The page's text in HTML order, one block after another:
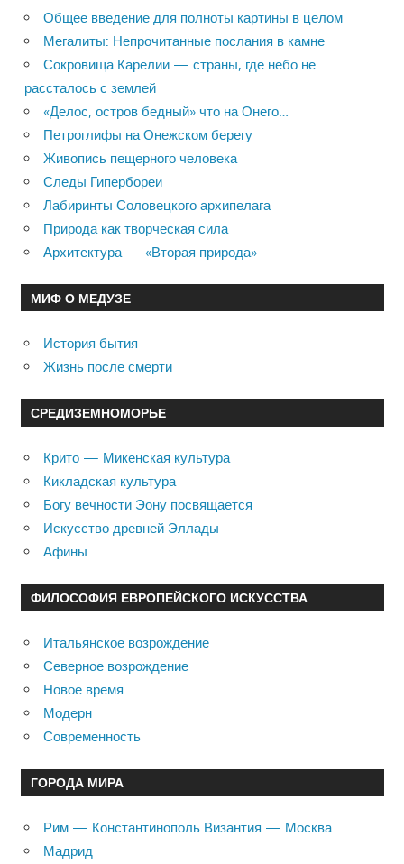
Общее введение для полноты картины в целом
Мегалиты: Непрочитанные послания в камне
Сокровища Карелии — страны, где небо не
рассталось с землей
«Делос, остров бедный» что на Онего…
Петроглифы на Онежском берегу
Живопись пещерного человека
Следы Гипербореи
Лабиринты Соловецкого архипелага
Природа как творческая сила
Архитектура — «Вторая природа»
МИФ О МЕДУЗЕ
История бытия
Жизнь после смерти
СРЕДИЗЕМНОМОРЬЕ
Крито — Микенская культура
Кикладская культура
Богу вечности Эону посвящается
Искусство древней Эллады
Афины
ФИЛОСОФИЯ ЕВРОПЕЙСКОГО ИСКУССТВА
Итальянское возрождение
Северное возрождение
Новое время
Модерн
Современность
ГОРОДА МИРА
Рим — Константинополь Византия — Москва
Мадрид